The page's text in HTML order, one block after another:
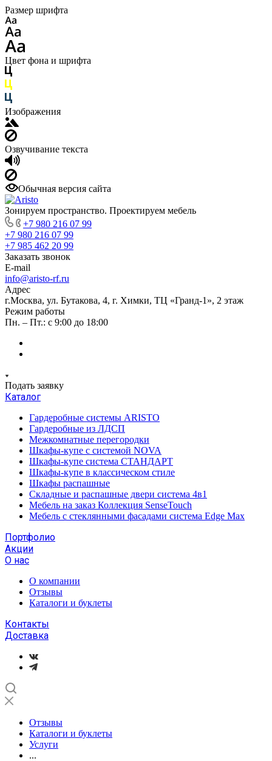
Размер шрифта
Цвет фона и шрифта
Изображения
Озвучивание текста
Обычная версия сайта
Зонируем пространство. Проектируем мебель
+7 980 216 07 99
+7 980 216 07 99
+7 985 462 20 99
Заказать звонок
E-mail
info@aristo-rf.ru
Адрес
г.Москва, ул. Бутакова, 4, г. Химки, ТЦ «Гранд-1», 2 этаж
Режим работы
Пн. – Пт.: с 9:00 до 18:00
Подать заявку
Каталог
Гардеробные системы ARISTO
Гардеробные из ЛДСП
Межкомнатные перегородки
Шкафы-купе с системой NOVA
Шкафы-купе система СТАНДАРТ
Шкафы-купе в классическом стиле
Шкафы распашные
Складные и распашные двери система 4в1
Мебель на заказ Коллекция SenseTouch
Мебель с стеклянными фасадами система Edge Max
Портфолио
Акции
О нас
О компании
Отзывы
Каталоги и буклеты
Контакты
Доставка
Отзывы
Каталоги и буклеты
Услуги
...